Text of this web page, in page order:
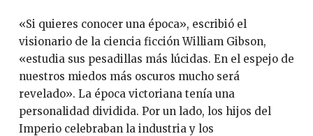
«Si quieres conocer una época», escribió el
visionario de la ciencia ficción William Gibson,
«estudia sus pesadillas más lúcidas. En el espejo de
nuestros miedos más oscuros mucho será
revelado». La época victoriana tenía una
personalidad dividida. Por un lado, los hijos del
Imperio celebraban la industria y los